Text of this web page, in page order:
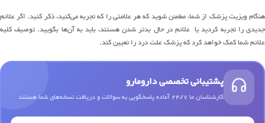
هنگام ویزیت پزشک از شما، مطمئن شوید که هر علامتی را که تجربه می‌کنید، ذکر کنید. اگر علائم
جدیدی را تجربه کردید یا علائم در حال بدتر شدن هستند، باید به آن‌ها بگویید. توصیف کلیه
علائم شما کمک خواهد کرد که پزشک علت درد را تعیین کند.
پشتیبانی تخصصی دارومارو
کارشناسان ما 24/7 آماده پاسخگویی به سوالات و دریافت نسخه‌های شما هستند